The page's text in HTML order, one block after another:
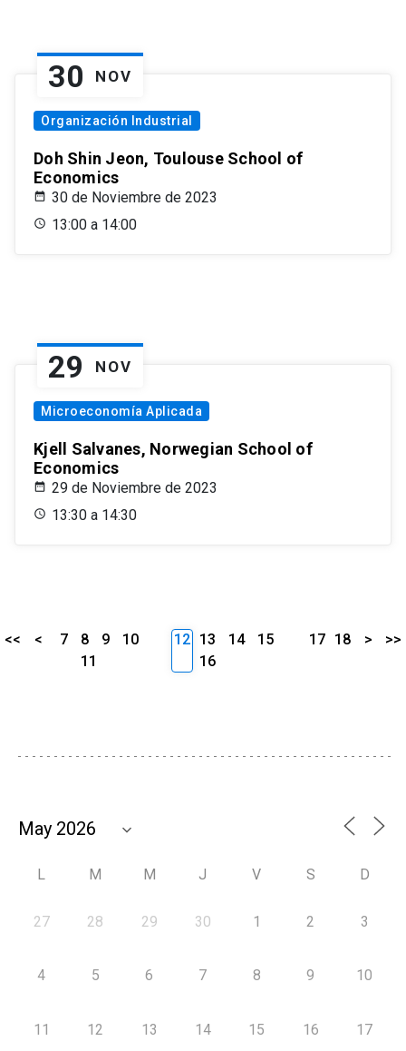
30 NOV
Organización Industrial
Doh Shin Jeon, Toulouse School of
Economics
30 de Noviembre de 2023
13:00 a 14:00
29 NOV
Microeconomía Aplicada
Kjell Salvanes, Norwegian School of
Economics
29 de Noviembre de 2023
13:30 a 14:30
<< < 7 8 9
10
11
12 13 14
15
16
17 18 > >>
L M M J V S D
27 28 29 30 1 2 3
4 5 6 7 8 9 10
11 12 13 14 15 16 17